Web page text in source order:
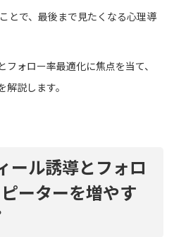
とで、最後まで見たくなる心理導
ォロー率最適化に焦点を当て、
説します。
ル誘導とフォロ
ーターを増やす